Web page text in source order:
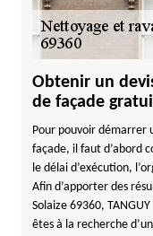
Obtenir un
de façade
Pour pouvoir démarrer
façade, il faut d’abord
le délai d’exécution,
Afin d’apporter des
Solaize 69360, TANGUY
êtes à la recherche